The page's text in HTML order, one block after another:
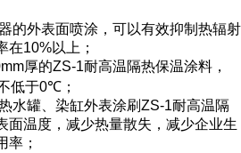
的外表面喷涂，可以有效抑制热辐射
在10%以上；
厚的ZS-1耐高温隔热保温涂料，
低于0℃；
水罐、染缸外表涂刷ZS-1耐高温隔
面温度，减少热量散失，减少企业生
率；